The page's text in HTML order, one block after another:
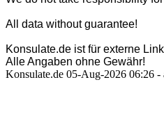
All data without guarantee!
Konsulate.de ist für externe
Alle Angaben ohne Gewähr!
Konsulate.de 05-Aug-2026 06:26 -